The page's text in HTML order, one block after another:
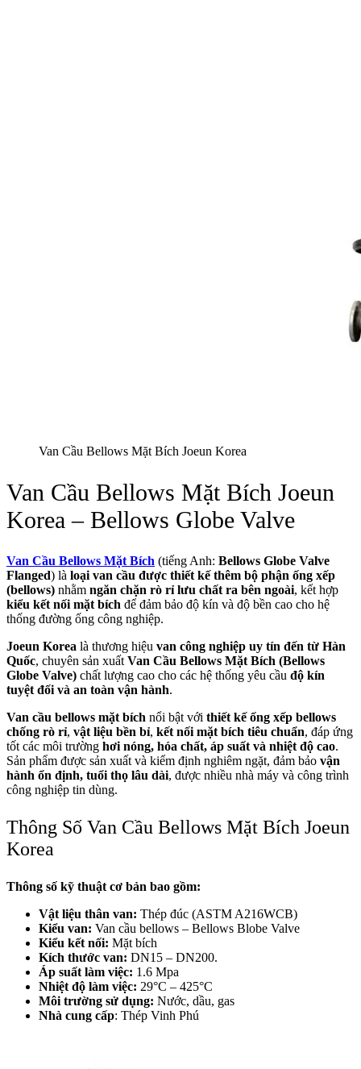
Van Cầu Bellows Mặt Bích Joeun Korea
Van Cầu Bellows Mặt Bích Joeun
Korea – Bellows Globe Valve
Van Cầu Bellows Mặt Bích (tiếng Anh: Bellows Globe Valve
Flanged) là loại van cầu được thiết kế thêm bộ phận ống xếp
(bellows) nhằm ngăn chặn rò rỉ lưu chất ra bên ngoài, kết hợp
kiểu kết nối mặt bích để đảm bảo độ kín và độ bền cao cho hệ
thống đường ống công nghiệp.
Joeun Korea là thương hiệu van công nghiệp uy tín đến từ Hàn
Quốc, chuyên sản xuất Van Cầu Bellows Mặt Bích (Bellows
Globe Valve) chất lượng cao cho các hệ thống yêu cầu độ kín
tuyệt đối và an toàn vận hành.
Van cầu bellows mặt bích nổi bật với thiết kế ống xếp bellows
chống rò rỉ, vật liệu bền bỉ, kết nối mặt bích tiêu chuẩn, đáp ứng
tốt các môi trường hơi nóng, hóa chất, áp suất và nhiệt độ cao.
Sản phẩm được sản xuất và kiểm định nghiêm ngặt, đảm bảo vận
hành ổn định, tuổi thọ lâu dài, được nhiều nhà máy và công trình
công nghiệp tin dùng.
Thông Số Van Cầu Bellows Mặt Bích Joeun
Korea
Thông số kỹ thuật cơ bản bao gồm:
Vật liệu thân van: Thép đúc (ASTM A216WCB)
Kiểu van: Van cầu bellows – Bellows Blobe Valve
Kiểu kết nối: Mặt bích
Kích thước van: DN15 – DN200.
Áp suất làm việc: 1.6 Mpa
Nhiệt độ làm việc: 29°C – 425°C
Môi trường sử dụng: Nước, dầu, gas
Nhà cung cấp: Thép Vinh Phú